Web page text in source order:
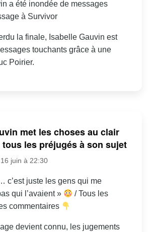
a été inondée de messages
à Survivor
la finale, Isabelle Gauvin est
touchants grâce à une
Poirier.
met les choses au clair
les préjugés à son sujet
juin à 22:30
c’est juste les gens qui me
qui l’avaient »
/ Tous les
commentaires
devient connu, les jugements